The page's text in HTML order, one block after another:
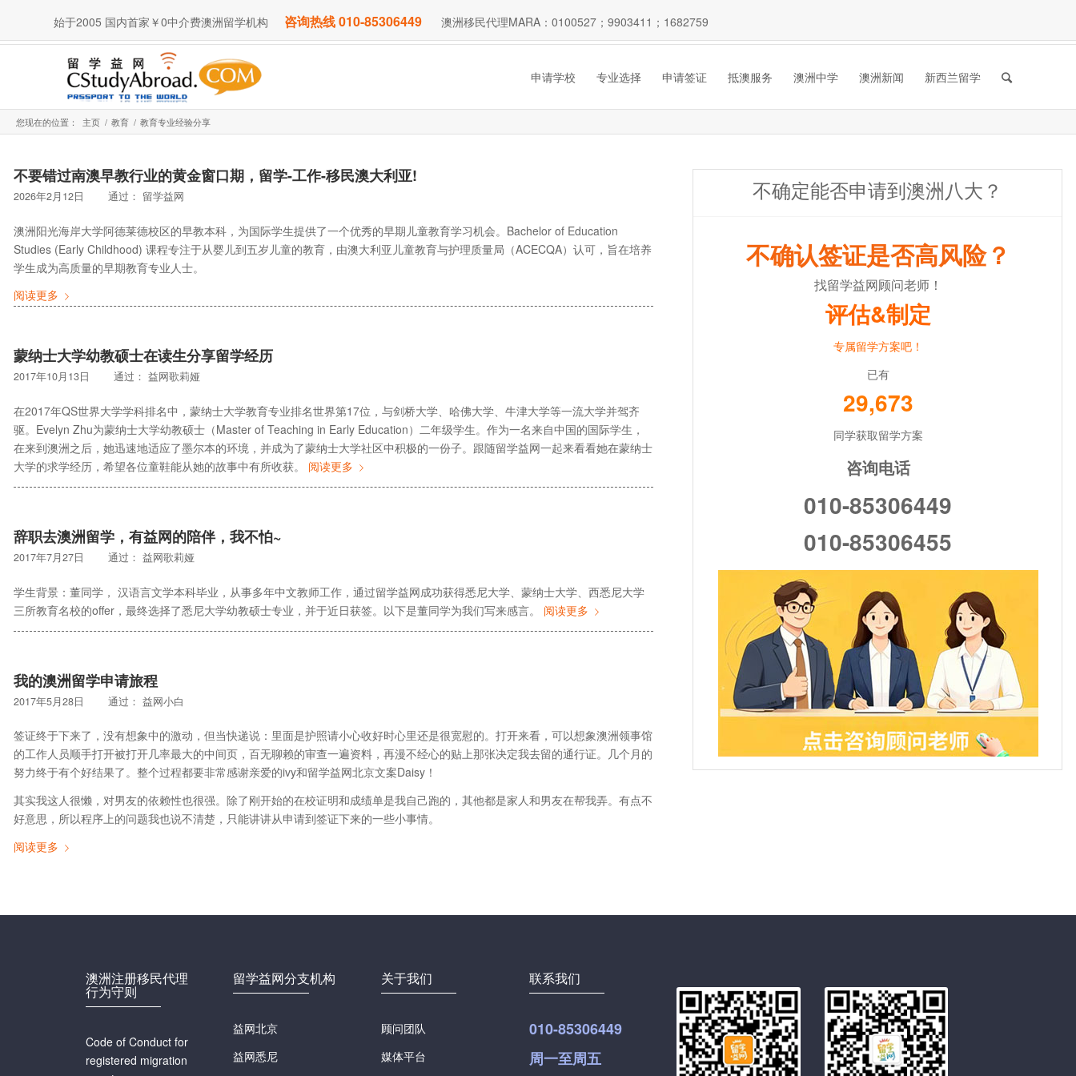
始于2005 国内首家￥0中介费澳洲留学机构 咨询热线 010-85306449 澳洲移民代理MARA：0100527；9903411；1682759
申请学校 专业选择 申请签证 抵澳服务 澳洲中学 澳洲新闻 新西兰留学
您现在的位置： 主页 / 教育 / 教育专业经验分享
不要错过南澳早教行业的黄金窗口期，留学-工作-移民澳大利亚!
2026年2月12日 通过： 留学益网
澳洲阳光海岸大学阿德莱德校区的早教本科，为国际学生提供了一个优秀的早期儿童教育学习机会。Bachelor of Education
Studies (Early Childhood) 课程专注于从婴儿到五岁儿童的教育，由澳大利亚儿童教育与护理质量局（ACECQA）认可，旨在培养
学生成为高质量的早期教育专业人士。
阅读更多
蒙纳士大学幼教硕士在读生分享留学经历
2017年10月13日 通过： 益网歌莉娅
在2017年QS世界大学学科排名中，蒙纳士大学教育专业排名世界第17位，与剑桥大学、哈佛大学、牛津大学等一流大学并驾齐
驱。Evelyn Zhu为蒙纳士大学幼教硕士（Master of Teaching in Early Education）二年级学生。作为一名来自中国的国际学生，
在来到澳洲之后，她迅速地适应了墨尔本的环境，并成为了蒙纳士大学社区中积极的一份子。跟随留学益网一起来看看她在蒙纳士
大学的求学经历，希望各位童鞋能从她的故事中有所收获。 阅读更多
辞职去澳洲留学，有益网的陪伴，我不怕~
2017年7月27日 通过： 益网歌莉娅
学生背景：董同学， 汉语言文学本科毕业，从事多年中文教师工作，通过留学益网成功获得悉尼大学、蒙纳士大学、西悉尼大学
三所教育名校的offer，最终选择了悉尼大学幼教硕士专业，并于近日获签。以下是董同学为我们写来感言。 阅读更多
我的澳洲留学申请旅程
2017年5月28日 通过： 益网小白
签证终于下来了，没有想象中的激动，但当快递说：里面是护照请小心收好时心里还是很宽慰的。打开来看，可以想象澳洲领事馆
的工作人员顺手打开被打开几率最大的中间页，百无聊赖的审查一遍资料，再漫不经心的贴上那张决定我去留的通行证。几个月的
努力终于有个好结果了。整个过程都要非常感谢亲爱的ivy和留学益网北京文案Daisy！
其实我这人很懒，对男友的依赖性也很强。除了刚开始的在校证明和成绩单是我自己跑的，其他都是家人和男友在帮我弄。有点不
好意思，所以程序上的问题我也说不清楚，只能讲讲从申请到签证下来的一些小事情。
阅读更多
不确定能否申请到澳洲八大？
不确认签证是否高风险？
找留学益网顾问老师！
评估&制定
专属留学方案吧！
已有
29,673
同学获取留学方案
咨询电话
010-85306449
010-85306455
澳洲注册移民代理
行为守则
Code of Conduct for
registered migration
留学益网分支机构
益网北京
益网悉尼
关于我们
顾问团队
媒体平台
联系我们
010-85306449
周一至周五